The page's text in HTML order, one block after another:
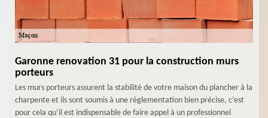
Garonne renovation 31 pour la construction murs
porteurs
Les murs porteurs assurent la stabilité de votre maison du plancher à la
charpente et ils sont soumis à une règlementation bien précise, c’est
pour cela qu’il est indispensable de faire appel à un professionnel